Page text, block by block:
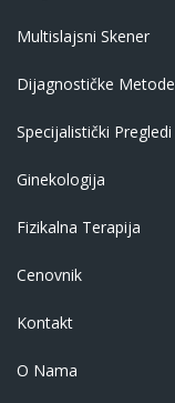
Multislajsni Skener
Dijagnostičke Metode
Specijalistički Pregledi
Ginekologija
Fizikalna Terapija
Cenovnik
Kontakt
O Nama